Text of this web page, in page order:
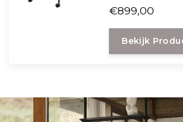
stoel wordt - naar
bekleed met een
talloze prachtige
leersoorten.
€899,00
Bekijk